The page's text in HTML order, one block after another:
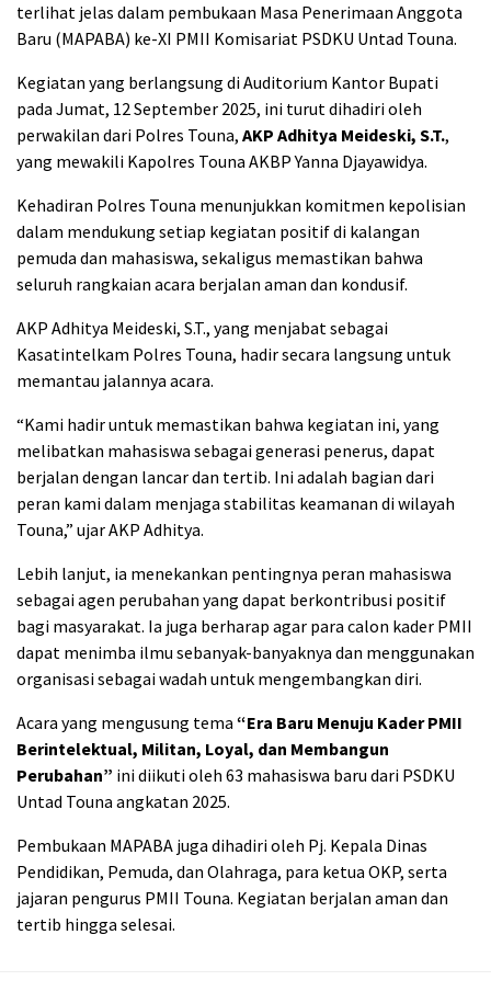
terlihat jelas dalam pembukaan Masa Penerimaan Anggota
Baru (MAPABA) ke-XI PMII Komisariat PSDKU Untad Touna.
Kegiatan yang berlangsung di Auditorium Kantor Bupati
pada Jumat, 12 September 2025, ini turut dihadiri oleh
perwakilan dari Polres Touna, AKP Adhitya Meideski, S.T.,
yang mewakili Kapolres Touna AKBP Yanna Djayawidya.
Kehadiran Polres Touna menunjukkan komitmen kepolisian
dalam mendukung setiap kegiatan positif di kalangan
pemuda dan mahasiswa, sekaligus memastikan bahwa
seluruh rangkaian acara berjalan aman dan kondusif.
AKP Adhitya Meideski, S.T., yang menjabat sebagai
Kasatintelkam Polres Touna, hadir secara langsung untuk
memantau jalannya acara.
“Kami hadir untuk memastikan bahwa kegiatan ini, yang
melibatkan mahasiswa sebagai generasi penerus, dapat
berjalan dengan lancar dan tertib. Ini adalah bagian dari
peran kami dalam menjaga stabilitas keamanan di wilayah
Touna,” ujar AKP Adhitya.
Lebih lanjut, ia menekankan pentingnya peran mahasiswa
sebagai agen perubahan yang dapat berkontribusi positif
bagi masyarakat. Ia juga berharap agar para calon kader PMII
dapat menimba ilmu sebanyak-banyaknya dan menggunakan
organisasi sebagai wadah untuk mengembangkan diri.
Acara yang mengusung tema “Era Baru Menuju Kader PMII
Berintelektual, Militan, Loyal, dan Membangun
Perubahan” ini diikuti oleh 63 mahasiswa baru dari PSDKU
Untad Touna angkatan 2025.
Pembukaan MAPABA juga dihadiri oleh Pj. Kepala Dinas
Pendidikan, Pemuda, dan Olahraga, para ketua OKP, serta
jajaran pengurus PMII Touna. Kegiatan berjalan aman dan
tertib hingga selesai.